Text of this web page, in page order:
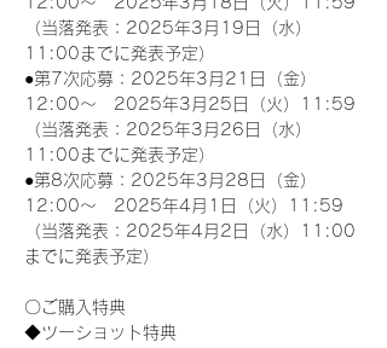
（当落発表：2025年3月19日（水）
11:00までに発表予定）
●第7次応募：2025年3月21日（金）
12:00～　2025年3月25日（火）11:59
（当落発表：2025年3月26日（水）
11:00までに発表予定）
●第8次応募：2025年3月28日（金）
12:00～　2025年4月1日（火）11:59
（当落発表：2025年4月2日（水）11:00
までに発表予定）
〇ご購入特典
◆ツーショット特典